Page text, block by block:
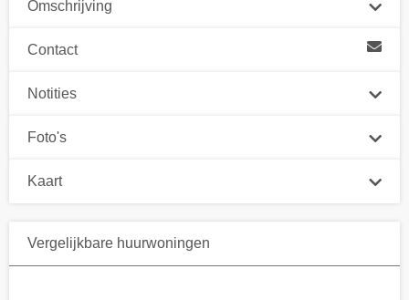
Omschrijving
Contact
Notities
Foto's
Kaart
Vergelijkbare huurwoningen